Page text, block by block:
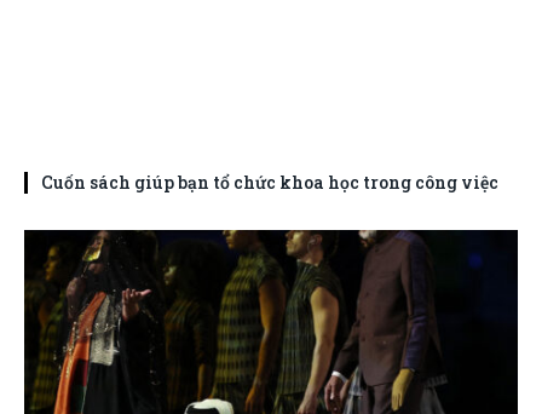
Cuốn sách giúp bạn tổ chức khoa học trong công việc